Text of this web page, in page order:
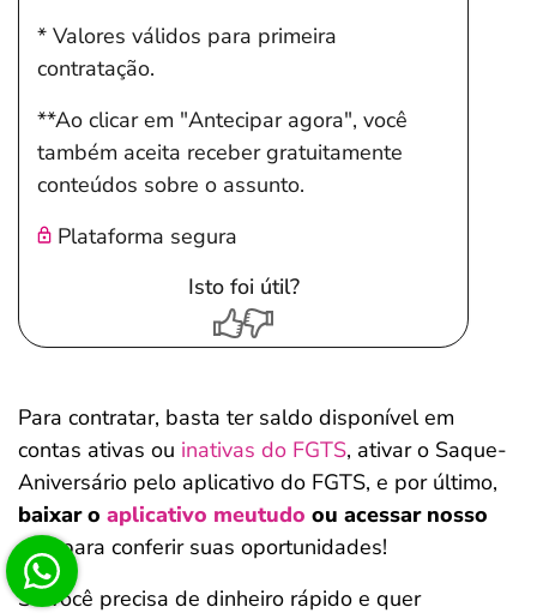
* Valores válidos para primeira
contratação.
**Ao clicar em "Antecipar agora", você
também aceita receber gratuitamente
conteúdos sobre o assunto.
Plataforma segura
Isto foi útil?
Para contratar, basta ter saldo disponível em
contas ativas ou inativas do FGTS, ativar o Saque-
Aniversário pelo aplicativo do FGTS, e por último,
baixar o aplicativo meutudo ou acessar nosso
sitepara conferir suas oportunidades!
Se você precisa de dinheiro rápido e quer